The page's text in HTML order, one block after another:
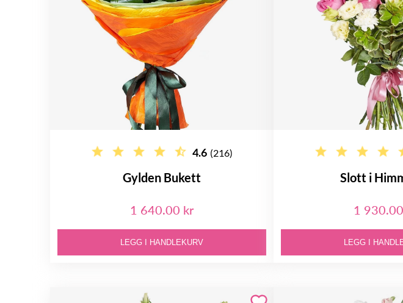
4.6 (216)
Gylden Bukett
1 640.00 kr
LEGG I HANDLEKURV
Slott i
1
LEGG I